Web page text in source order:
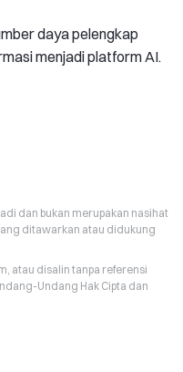
daya pelengkap
menjadi platform AI.
dan bukan merupakan nasihat
ditawarkan atau didukung
atau disalin tanpa referensi
Undang Hak Cipta dan